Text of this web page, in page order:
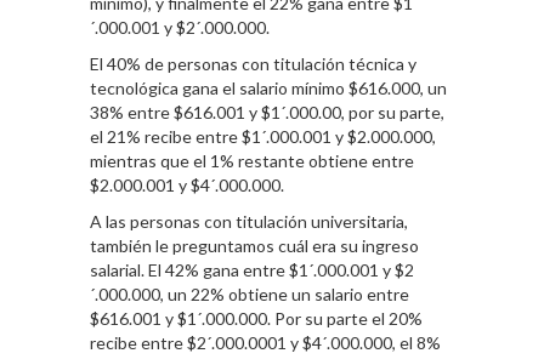
´.000.001 y $2´.000.000.
El 40% de personas con titulación técnica y
tecnológica gana el salario mínimo $616.000, un
38% entre $616.001 y $1´.000.00, por su parte,
el 21% recibe entre $1´.000.001 y $2.000.000,
mientras que el 1% restante obtiene entre
$2.000.001 y $4´.000.000.
A las personas con titulación universitaria,
también le preguntamos cuál era su ingreso
salarial. El 42% gana entre $1´.000.001 y $2
´.000.000, un 22% obtiene un salario entre
$616.001 y $1´.000.000. Por su parte el 20%
recibe entre $2´.000.0001 y $4´.000.000, el 8%